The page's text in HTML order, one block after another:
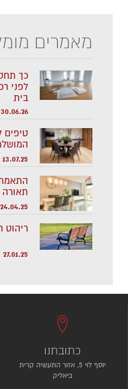
מאמרים
כך
לפני
בית
30.06.26
13.07.25
התאמת
תאורה
24.04.25
ריהוט
27.01.25
כתובתנו
יוסף לוי 5, אזור התעשיה קרית
ביאליק